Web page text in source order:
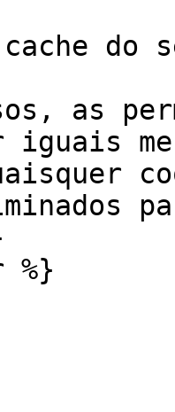
do
as
iguais
%}